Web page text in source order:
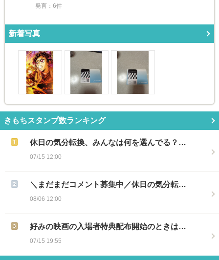
発言：6件
新着写真
きもちスタンプ数ランキング
休日の気分転換、みんなは何を選んでる？…
07/15 12:00
＼まだまだコメント募集中／休日の気分転…
08/06 12:00
好みの映画の入場者特典配布開始のときは…
07/15 19:55